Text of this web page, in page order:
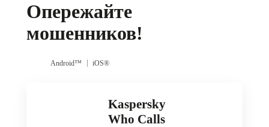
Опережайте
мошенников!
Android™ iOS®
Kaspersky
Who Calls